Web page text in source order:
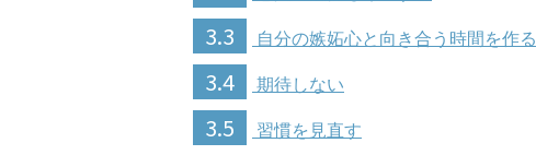
3.3 自分の嫉妬心と向き合う時間を作る
3.4 期待しない
3.5 習慣を見直す